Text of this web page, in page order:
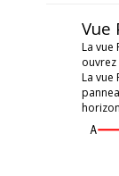
Vue
La vue
La vue